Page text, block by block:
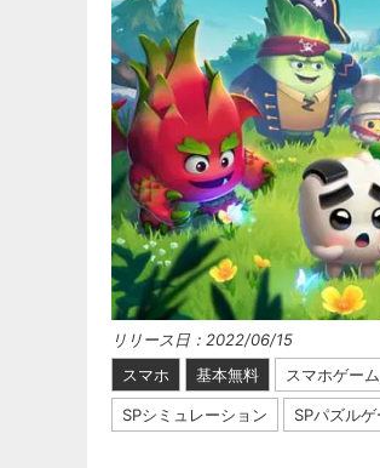
リリース日：2022/06/15
スマホ
基本無料 スマホゲーム
SPシミュレーション SPパズルゲ